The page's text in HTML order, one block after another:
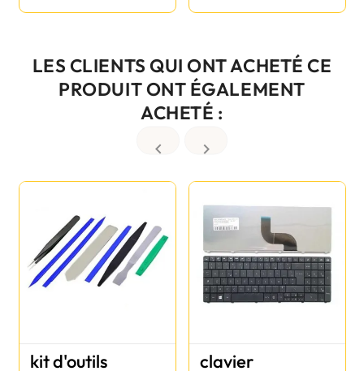
LES CLIENTS QUI ONT ACHETÉ CE
PRODUIT ONT ÉGALEMENT
ACHETÉ :
 
kit d'outils
clavier